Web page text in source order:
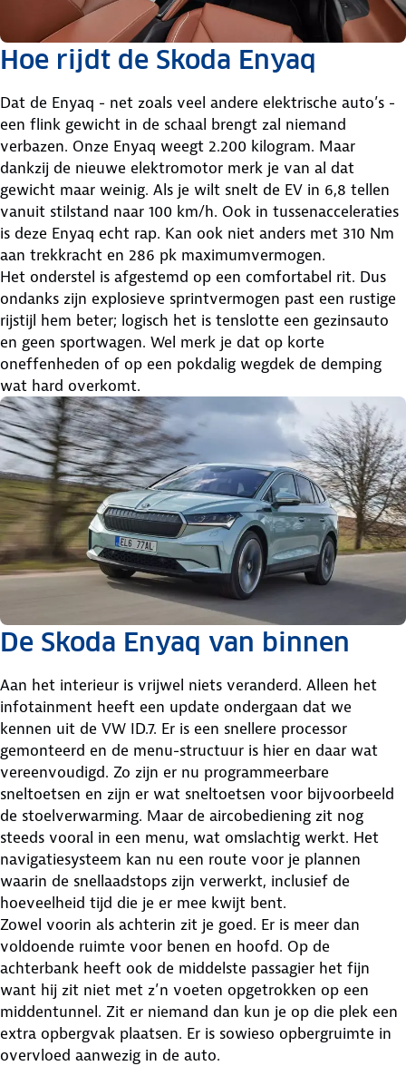
Hoe rijdt de Skoda Enyaq
Dat de Enyaq - net zoals veel andere elektrische auto’s -
een flink gewicht in de schaal brengt zal niemand
verbazen. Onze Enyaq weegt 2.200 kilogram. Maar
dankzij de nieuwe elektromotor merk je van al dat
gewicht maar weinig. Als je wilt snelt de EV in 6,8 tellen
vanuit stilstand naar 100 km/h. Ook in tussenacceleraties
is deze Enyaq echt rap. Kan ook niet anders met 310 Nm
aan trekkracht en 286 pk maximumvermogen.
Het onderstel is afgestemd op een comfortabel rit. Dus
ondanks zijn explosieve sprintvermogen past een rustige
rijstijl hem beter; logisch het is tenslotte een gezinsauto
en geen sportwagen. Wel merk je dat op korte
oneffenheden of op een pokdalig wegdek de demping
wat hard overkomt.
De Skoda Enyaq van binnen
Aan het interieur is vrijwel niets veranderd. Alleen het
infotainment heeft een update ondergaan dat we
kennen uit de VW ID.7. Er is een snellere processor
gemonteerd en de menu-structuur is hier en daar wat
vereenvoudigd. Zo zijn er nu programmeerbare
sneltoetsen en zijn er wat sneltoetsen voor bijvoorbeeld
de stoelverwarming. Maar de aircobediening zit nog
steeds vooral in een menu, wat omslachtig werkt. Het
navigatiesysteem kan nu een route voor je plannen
waarin de snellaadstops zijn verwerkt, inclusief de
hoeveelheid tijd die je er mee kwijt bent.
Zowel voorin als achterin zit je goed. Er is meer dan
voldoende ruimte voor benen en hoofd. Op de
achterbank heeft ook de middelste passagier het fijn
want hij zit niet met z’n voeten opgetrokken op een
middentunnel. Zit er niemand dan kun je op die plek een
extra opbergvak plaatsen. Er is sowieso opbergruimte in
overvloed aanwezig in de auto.